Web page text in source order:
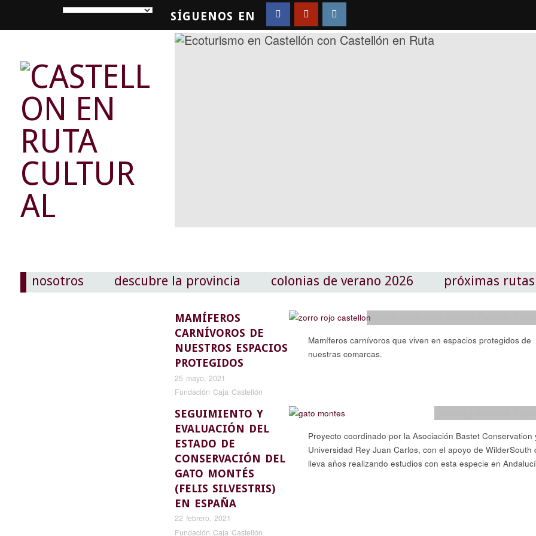
SÍGUENOS EN
nosotros descubre la provincia colonias de verano 2026 próximas rutas
MAMÍFEROS
CARNÍVOROS DE
NUESTROS ESPACIOS
PROTEGIDOS
25 mayo, 2021
Fundación Caja Castellón
Mamíferos carnívoros que viven en espacios protegidos de
nuestras comarcas.
SEGUIMIENTO Y
EVALUACIÓN DEL
ESTADO DE
CONSERVACIÓN DEL
GATO MONTÉS
(FELIS SILVESTRIS)
EN ESPAÑA
22 febrero, 2021
Fundación Caja Castellón
Proyecto coordinado por la Asociación Bastet Conservation
Universidad Rey Juan Carlos, con el apoyo de WilderSouth
lleva años realizando estudios con esta especie en